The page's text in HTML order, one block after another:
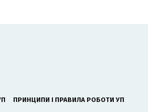
ПРИНЦИПИ І ПРАВИЛА РОБОТИ УП